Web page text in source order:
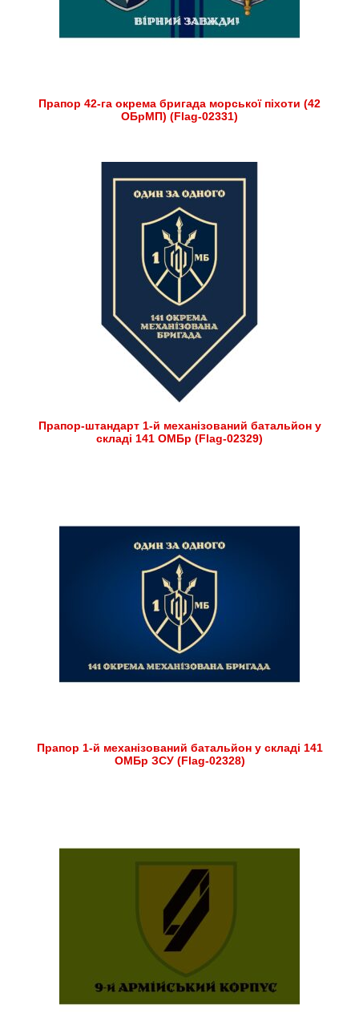
Прапор 42-га окрема бригада морської піхоти (42
ОБрМП) (Flag-02331)
Прапор-штандарт 1-й механізований батальйон у
складі 141 ОМБр (Flag-02329)
Прапор 1-й механізований батальйон у складі 141
ОМБр ЗСУ (Flag-02328)